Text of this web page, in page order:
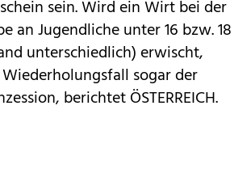
sein. Wird ein Wirt bei der
an Jugendliche unter 16 bzw. 18
unterschiedlich) erwischt,
sogar der
berichtet ÖSTERREICH.